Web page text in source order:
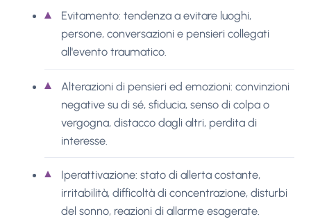
Evitamento: tendenza a evitare luoghi,
persone, conversazioni e pensieri collegati
all'evento traumatico.
Alterazioni di pensieri ed emozioni: convinzioni
negative su di sé, sfiducia, senso di colpa o
vergogna, distacco dagli altri, perdita di
interesse.
Iperattivazione: stato di allerta costante,
irritabilità, difficoltà di concentrazione, disturbi
del sonno, reazioni di allarme esagerate.